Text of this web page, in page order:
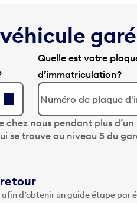
Quelle est votre
d’immatriculation?
nous pendant plus
se trouve au niveau 5 du
d’obtenir un guide étape par